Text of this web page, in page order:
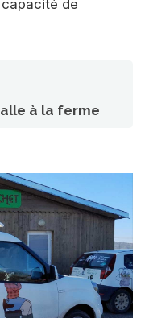
de
à la ferme